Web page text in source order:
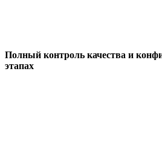
Полный контроль качества и
этапах